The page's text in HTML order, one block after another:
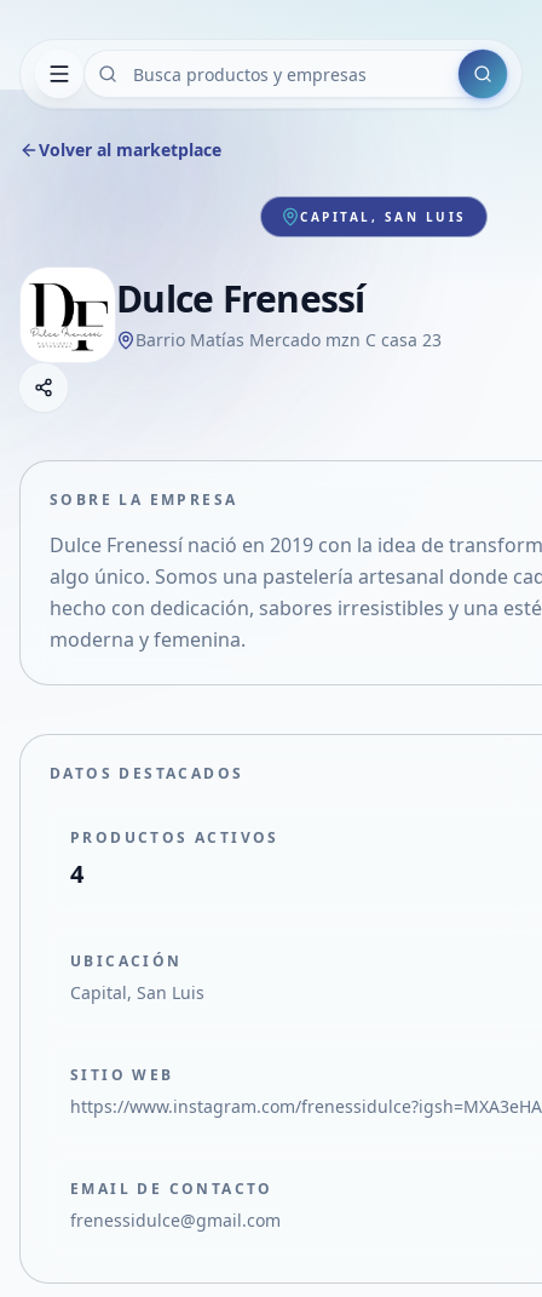
Buscar
Volver al marketplace
CAPITAL, SAN LUIS
Dulce Frenessí
Barrio Matías Mercado mzn C casa 23
Compartir empresa
Compartir en X
SOBRE LA EMPRESA
Dulce Frenessí nació en 2019 con la idea de
algo único. Somos una pastelería artesanal donde
hecho con dedicación, sabores irresistibles y una
moderna y femenina.
DATOS DESTACADOS
PRODUCTOS ACTIVOS
4
UBICACIÓN
Capital, San Luis
SITIO WEB
https://www.instagram.com/
EMAIL DE CONTACTO
frenessidulce@gmail.com